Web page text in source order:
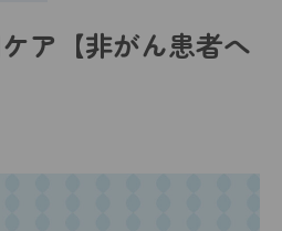
ア【非がん患者へ